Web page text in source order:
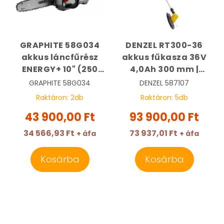
GRAPHITE 58G034
akkus láncfűrész
ENERGY+ 10" (250
mm) láncvezetővel,
18V alapgép |
GRAPHITE 58G034
Raktáron: 2db
43 900,00 Ft
34 566,93 Ft + áfa
Kosárba
DENZEL RT300-36
akkus fűkasza 36V
4,0Ah 300 mm |
DENZEL 587107
DENZEL 587107
Raktáron: 5db
93 900,00 Ft
73 937,01 Ft + áfa
Kosárba